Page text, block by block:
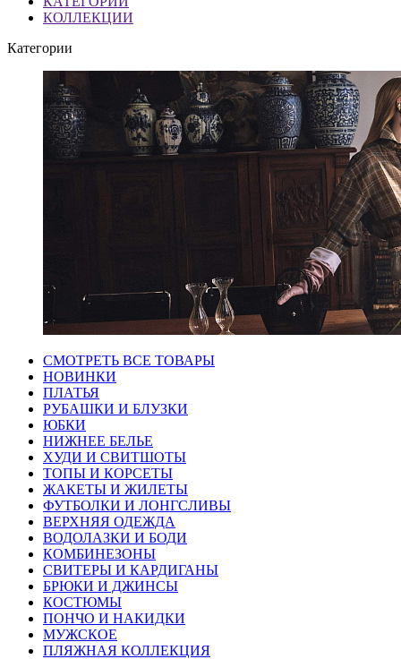
КОЛЛЕКЦИИ
Категории
СМОТРЕТЬ ВСЕ ТОВАРЫ
НОВИНКИ
ПЛАТЬЯ
РУБАШКИ И БЛУЗКИ
ЮБКИ
НИЖНЕЕ БЕЛЬЕ
ХУДИ И СВИТШОТЫ
ТОПЫ И КОРСЕТЫ
ЖАКЕТЫ И ЖИЛЕТЫ
ФУТБОЛКИ И ЛОНГСЛИВЫ
ВЕРХНЯЯ ОДЕЖДА
ВОДОЛАЗКИ И БОДИ
КОМБИНЕЗОНЫ
СВИТЕРЫ И КАРДИГАНЫ
БРЮКИ И ДЖИНСЫ
КОСТЮМЫ
ПОНЧО И НАКИДКИ
МУЖСКОЕ
ПЛЯЖНАЯ КОЛЛЕКЦИЯ